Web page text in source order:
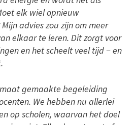
elk wiel opnieuw
advies zou zijn om meer
elkaar te leren. Dit zorgt voor
en het scheelt veel tijd − en
gemaakte begeleiding
We hebben nu allerlei
op scholen, waarvan het doel